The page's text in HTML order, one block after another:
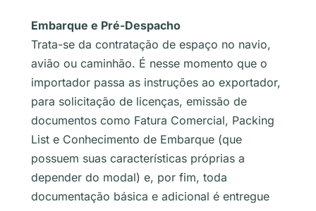
Embarque e Pré-Despacho
Trata-se da contratação de espaço no navio,
avião ou caminhão. É nesse momento que o
importador passa as instruções ao exportador,
para solicitação de licenças, emissão de
documentos como Fatura Comercial, Packing
List e Conhecimento de Embarque (que
possuem suas características próprias a
depender do modal) e, por fim, toda
documentação básica e adicional é entregue